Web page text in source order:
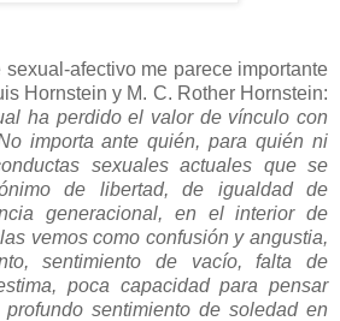
afectivo me parece importante
Hornstein y M. C. Rother Hornstein:
ha perdido el valor de vínculo con
importa ante quién, para quién ni
sexuales actuales que se
de libertad, de igualdad de
generacional, en el interior de
vemos como confusión y angustia,
sentimiento de vacío, falta de
poca capacidad para pensar
sentimiento de soledad en